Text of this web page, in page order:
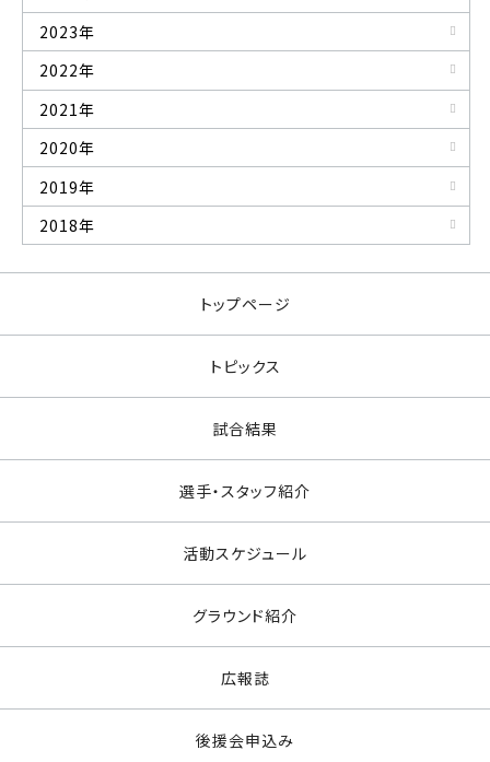
2023年
2022年
2021年
2020年
2019年
2018年
トップページ
トピックス
試合結果
選手・スタッフ紹介
活動スケジュール
グラウンド紹介
広報誌
後援会申込み